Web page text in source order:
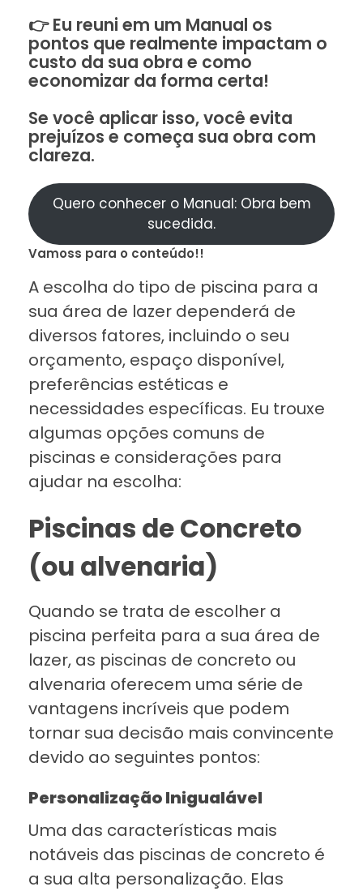
👉 Eu reuni em um Manual os
pontos que realmente impactam o
custo da sua obra e como
economizar da forma certa!
Se você aplicar isso, você evita
prejuízos e começa sua obra com
clareza.
Quero conhecer o Manual: Obra bem
sucedida.
Vamoss para o conteúdo!!
A escolha do tipo de piscina para a
sua área de lazer dependerá de
diversos fatores, incluindo o seu
orçamento, espaço disponível,
preferências estéticas e
necessidades específicas. Eu trouxe
algumas opções comuns de
piscinas e considerações para
ajudar na escolha:
Piscinas de Concreto
(ou alvenaria)
Quando se trata de escolher a
piscina perfeita para a sua área de
lazer, as piscinas de concreto ou
alvenaria oferecem uma série de
vantagens incríveis que podem
tornar sua decisão mais convincente
devido ao seguintes pontos:
Personalização Inigualável
Uma das características mais
notáveis das piscinas de concreto é
a sua alta personalização. Elas